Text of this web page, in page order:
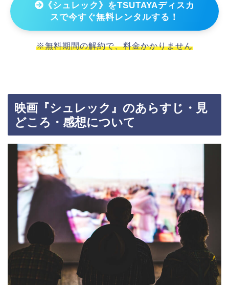
《シュレック》をTSUTAYAディスカ
スで今すぐ無料レンタルする！
※無料期間の解約で、料金かかりません
映画『シュレック』のあらすじ・見
どころ・感想について